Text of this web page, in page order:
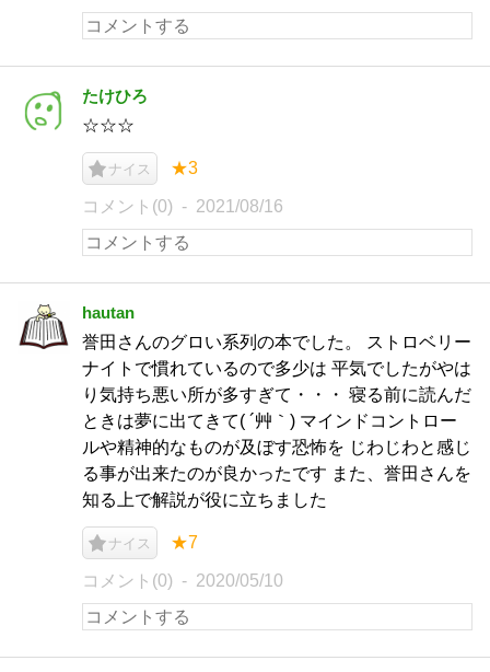
たけひろ
☆☆☆
ナイス ★3
コメント(0) 2021/08/16
hautan
誉田さんのグロい系列の本でした。 ストロベリー
ナイトで慣れているので多少は 平気でしたがやは
り気持ち悪い所が多すぎて・・・ 寝る前に読んだ
ときは夢に出てきて( ´艸｀) マインドコントロー
ルや精神的なものが及ぼす恐怖を じわじわと感じ
る事が出来たのが良かったです また、誉田さんを
知る上で解説が役に立ちました
ナイス ★7
コメント(0) 2020/05/10